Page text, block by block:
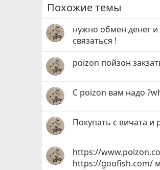
Похожие темы
нужно обмен денег и
связаться !
poizon пойзон
С poizon вам надо
Покупать с вичата и
https://
https://goofish.com/